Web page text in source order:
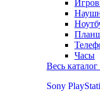
Часы
Весь
Sony